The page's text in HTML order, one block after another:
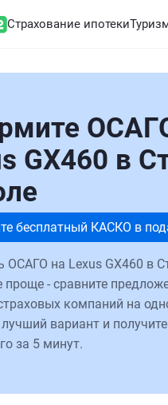
Страхование ипотеки
GX460 в
бесплатный КАСКО в
ОСАГО на Lexus GX460 в
проще - сравните
компаний на
вариант и
за 5 минут.